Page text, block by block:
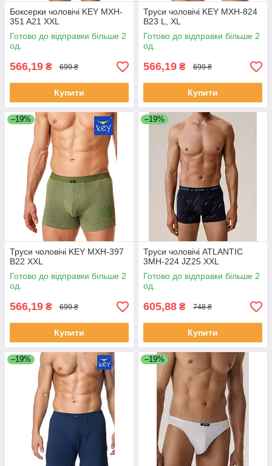
Боксерки чоловічі KEY MXH-
351 A21 XXL
Готово до відправки більше 2
од.
566,19 ₴ 699 ₴
Купити
Труси чоловічі KEY MXH-824
B23 L, XL
Готово до відправки більше 2
од.
566,19 ₴ 699 ₴
Купити
–19%
Труси чоловічі KEY MXH-397
B22 XXL
Готово до відправки більше 2
од.
566,19 ₴ 699 ₴
Купити
–19%
Труси чоловічі ATLANTIC
3MH-224 JZ25 XXL
Готово до відправки більше 2
од.
605,88 ₴ 748 ₴
Купити
–19% –19%